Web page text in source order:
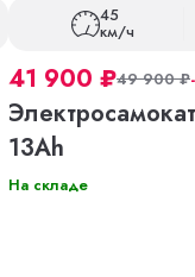
45
км/ч
41 900 ₽49 900₽
13Ah
На складе